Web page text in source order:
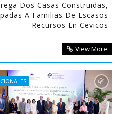
Dos Casas Construidas,
A Familias De Escasos
Recursos En Cevicos
View More